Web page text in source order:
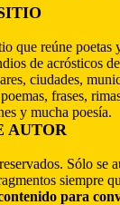
que reúne poetas
de acrósticos
ciudades,
frases,
y mucha poesía.
AUTOR
Sólo se
siempre
para